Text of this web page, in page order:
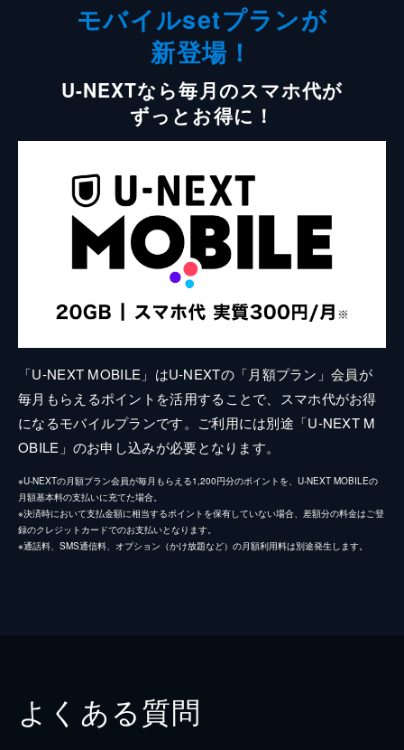
モバイルsetプランが
新登場！
U-NEXTなら毎月のスマホ代が
ずっとお得に！
「U-NEXT MOBILE」はU-NEXTの「月額プラン」会員が
毎月もらえるポイントを活用することで、スマホ代がお得
になるモバイルプランです。ご利用には別途「U-NEXT M
OBILE」のお申し込みが必要となります。
※U-NEXTの月額プラン会員が毎月もらえる1,200円分のポイントを、U-NEXT MOBILEの
月額基本料の支払いに充てた場合。
※決済時において支払金額に相当するポイントを保有していない場合、差額分の料金はご登
録のクレジットカードでのお支払いとなります。
※通話料、SMS通信料、オプション（かけ放題など）の月額利用料は別途発生します。
よくある質問